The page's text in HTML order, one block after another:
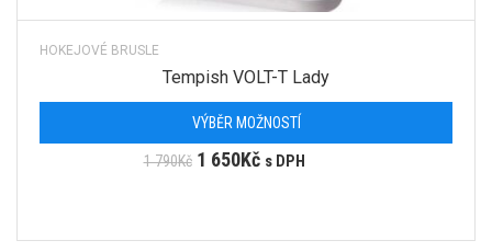
HOKEJOVÉ BRUSLE
Tempish VOLT-T Lady
1 790Kč 1 650Kč s DPH
VÝBĚR MOŽNOSTÍ